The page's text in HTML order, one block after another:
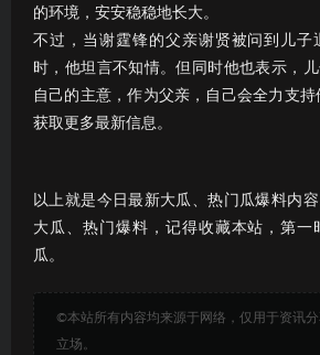
的环境，安安稳稳地长大。
不过，当谢霆锋的父亲谢贤被问到儿子
时，他坦言不知情。但同时他也表示，
自己的主意，作为父亲，自己会全力支持
获取更多最新信息。
以上就是今日最新大瓜、热门瓜爆料内
大瓜、热门爆料，记得收藏本站，第一
瓜。
©本站所有内容均来源于网络，仅用于资讯
立场。